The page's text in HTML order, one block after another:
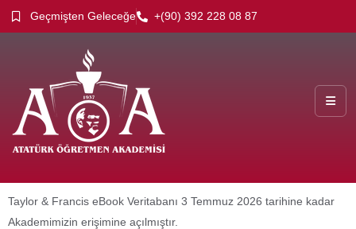
Geçmişten Geleceğe +(90) 392 228 08 87
Taylor & Francis eBook Veritabanı 3 Temmuz 2026 tarihine kadar
Akademimizin erişimine açılmıştır.